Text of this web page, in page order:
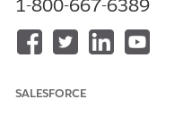
1-800-667-6389
SALESFORCE